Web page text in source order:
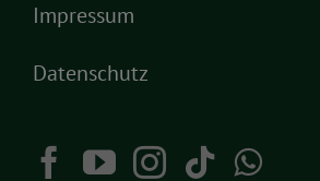
Impressum
Datenschutz